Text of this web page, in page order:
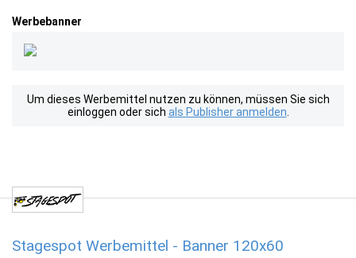
Werbebanner
Um dieses Werbemittel nutzen zu können, müssen Sie sich
einloggen oder sich als Publisher anmelden
Stagespot Werbemittel - Banner 120x60